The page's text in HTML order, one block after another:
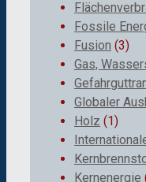
Fossile
Fusion (3)
Gas,
Globaler
Holz (1)
Kernenergie